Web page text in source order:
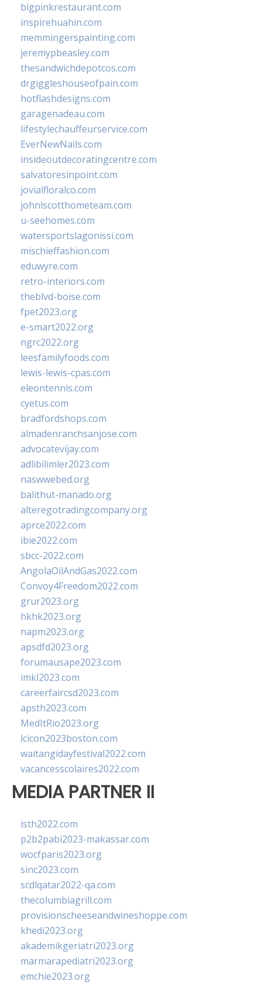
bigpinkrestaurant.com
inspirehuahin.com
memmingerspainting.com
jeremypbeasley.com
thesandwichdepotcos.com
drgiggleshouseofpain.com
hotflashdesigns.com
garagenadeau.com
lifestylechauffeurservice.com
EverNewNails.com
insideoutdecoratingcentre.com
salvatoresinpoint.com
jovialfloralco.com
johnlscotthometeam.com
u-seehomes.com
watersportslagonissi.com
mischieffashion.com
eduwyre.com
retro-interiors.com
theblvd-boise.com
fpet2023.org
e-smart2022.org
ngrc2022.org
leesfamilyfoods.com
lewis-lewis-cpas.com
eleontennis.com
cyetus.com
bradfordshops.com
almadenranchsanjose.com
advocatevijay.com
adlibilimler2023.com
naswwebed.org
balithut-manado.org
alteregotradingcompany.org
aprce2022.com
ibie2022.com
sbcc-2022.com
AngolaOilAndGas2022.com
Convoy4Freedom2022.com
grur2023.org
hkhk2023.org
napm2023.org
apsdfd2023.org
forumausape2023.com
imkl2023.com
careerfaircsd2023.com
apsth2023.com
MedItRio2023.org
lcicon2023boston.com
waitangidayfestival2022.com
vacancesscolaires2022.com
MEDIA PARTNER II
isth2022.com
p2b2pabi2023-makassar.com
wocfparis2023.org
sinc2023.com
scdlqatar2022-qa.com
thecolumbiagrill.com
provisionscheeseandwineshoppe.com
khedi2023.org
akademikgeriatri2023.org
marmarapediatri2023.org
emchie2023.org